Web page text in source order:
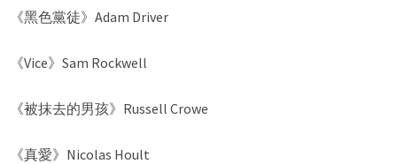
《黑色黨徒》Adam Driver
《Vice》Sam Rockwell
《被抹去的男孩》Russell Crowe
《真愛》Nicolas Hoult